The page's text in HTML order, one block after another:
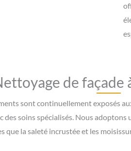
de façade
sont continuellement exposés
des soins spécialisés. Nous
que la saleté incrustée et les